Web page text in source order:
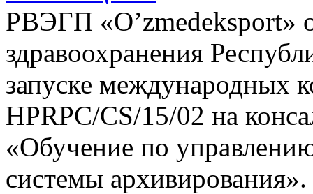
РВЭГП «O’zmedeksport»
здравоохранения
запуске международных
HPRPC/CS/15/02 на
«Обучение по
системы архивирования».